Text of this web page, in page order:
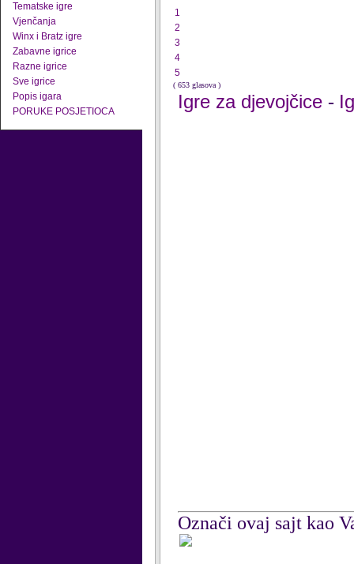
Tematske igre
Vjenčanja
Winx i Bratz igre
Zabavne igrice
Razne igrice
Sve igrice
Popis igara
PORUKE POSJETIOCA
1
2
3
4
5
( 653 glasova )
Igre za djevojčice -
Označi ovaj sajt kao